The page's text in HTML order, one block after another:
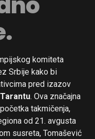
komiteta
Srbije kako bi
pred izazov
. Ova značajna
takmičenja,
od 21. avgusta
susreta, Tomašević